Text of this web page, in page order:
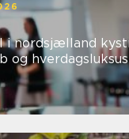
kystnær ro,
og hverdagsluksus